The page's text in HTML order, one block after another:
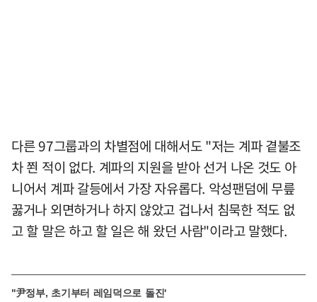
다른 97그룹과의 차별점에 대해서도 "저는 계파 곁불조
차 쬔 적이 없다. 계파의 지원을 받아 선거 나온 것도 아
니어서 계파 갈등에서 가장 자유롭다. 악성팬덤에 무릎
꿇거나 외면하거나 하지 않았고 겁나서 침묵한 적도 없
고 할 말은 하고 할 일은 해 왔던 사람"이라고 말했다.
"尹정부, 초기부터 레임덕으로 돌진'